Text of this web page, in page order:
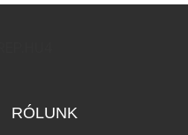
RÓLUNK